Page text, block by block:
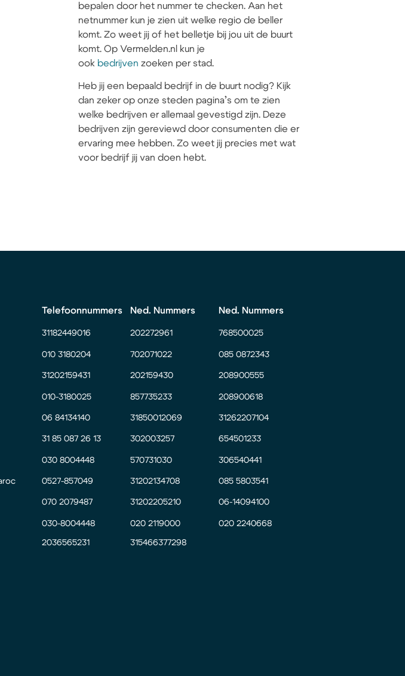
bepalen door het nummer te checken. Aan het
netnummer kun je zien uit welke regio de beller
komt. Zo weet jij of het belletje bij jou uit de buurt
komt. Op Vermelden.nl kun je
ook bedrijven zoeken per stad.
Heb jij een bepaald bedrijf in de buurt nodig? Kijk
dan zeker op onze steden pagina’s om te zien
welke bedrijven er allemaal gevestigd zijn. Deze
bedrijven zijn gereviewd door consumenten die er
ervaring mee hebben. Zo weet jij precies met wat
voor bedrijf jij van doen hebt.
Telefoonnummers
31182449016
010 3180204
31202159431
010-3180025
06 84134140
31 85 087 26 13
030 8004448
0527-857049
070 2079487
030-8004448
2036565231
Ned. Nummers
202272961
702071022
202159430
857735233
31850012069
302003257
570731030
31202134708
31202205210
020 2119000
315466377298
Ned. Nummers
768500025
085 0872343
208900555
208900618
31262207104
654501233
306540441
085 5803541
06-14094100
020 2240668